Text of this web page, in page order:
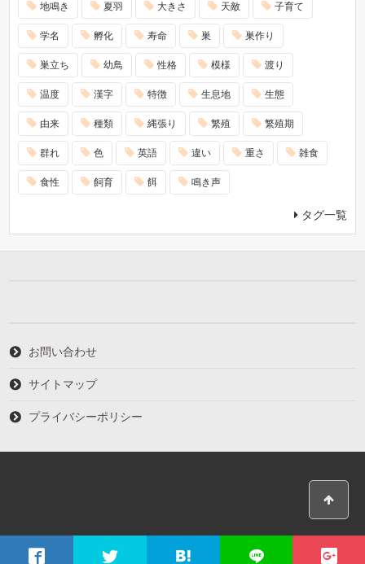
地鳴き 夏羽 大きさ 天敵 子育て
学名 孵化 寿命 巣 巣作り
巣立ち 幼鳥 性格 模様 渡り
温度 漢字 特徴 生息地 生態
由来 種類 縄張り 繁殖 繁殖期
群れ 色 英語 違い 重さ 雑食
食性 飼育 餌 鳴き声
タグ一覧
お問い合わせ
サイトマップ
プライバシーポリシー